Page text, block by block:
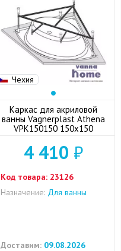
Чехия
Каркас для акриловой
ванны Vagnerplast Athena
VPK150150 150x150
4 410 ₽
Код товара: 23126
Назначение: Для ванны
Доставим: 09.08.2026